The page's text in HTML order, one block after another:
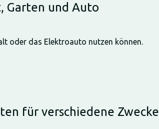
Garten und Auto
oder das Elektroauto nutzen können.
für verschiedene Zwecke